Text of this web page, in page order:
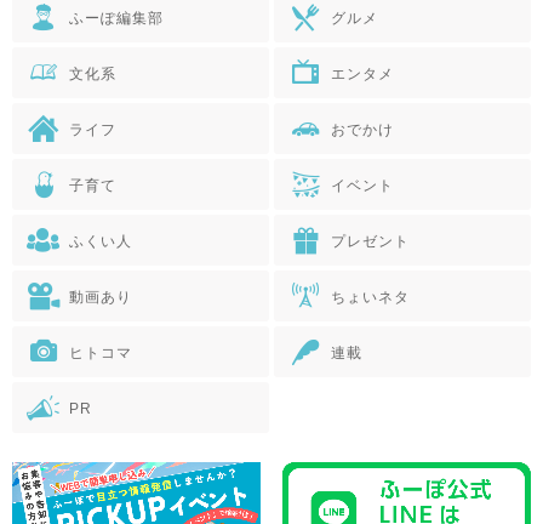
ふーぽ編集部 グルメ
文化系 エンタメ
ライフ おでかけ
子育て イベント
ふくい人 プレゼント
動画あり ちょいネタ
ヒトコマ 連載
PR